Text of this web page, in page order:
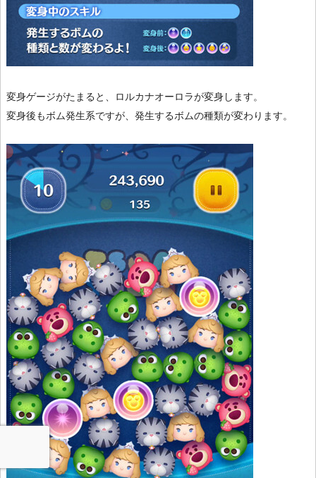
変身ゲージがたまると、ロルカナオーロラが変身します。
変身後もボム発生系ですが、発生するボムの種類が変わります。